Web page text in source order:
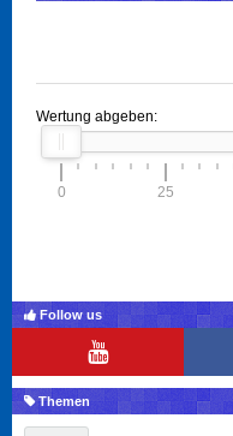
Wertung abgeben:
0 25
Follow us
Themen